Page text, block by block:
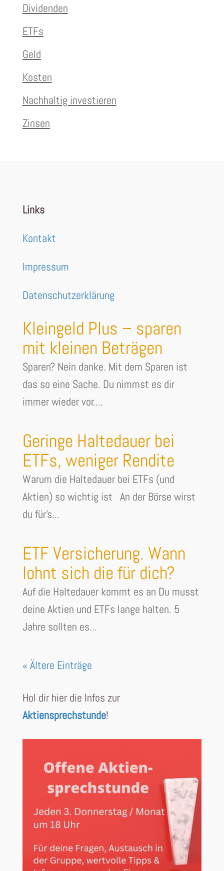
Dividenden
ETFs
Geld
Kosten
Nachhaltig investieren
Zinsen
Links
Kontakt
Impressum
Datenschutzerklärung
Kleingeld Plus – sparen
mit kleinen Beträgen
Sparen? Nein danke. Mit dem Sparen ist
das so eine Sache. Du nimmst es dir
immer wieder vor....
Geringe Haltedauer bei
ETFs, weniger Rendite
Warum die Haltedauer bei ETFs (und
Aktien) so wichtig ist An der Börse wirst
du für's...
ETF Versicherung. Wann
lohnt sich die für dich?
Auf die Haltedauer kommt es an Du musst
deine Aktien und ETFs lange halten. 5
Jahre sollten es...
« Ältere Einträge
Hol dir hier die Infos zur
Aktiensprechstunde!